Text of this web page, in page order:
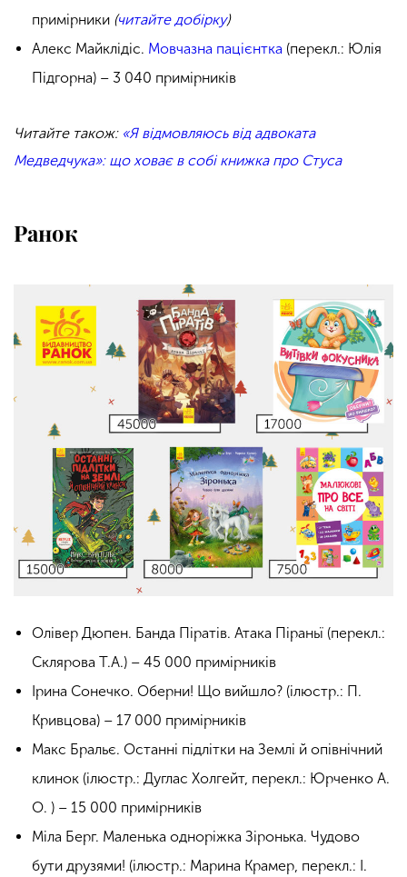
примірники (читайте добірку)
Алекс Майклідіс. Мовчазна пацієнтка (перекл.: Юлія
Підгорна) – 3 040 примірників
Читайте також: «Я відмовляюсь від адвоката
Медведчука»: що ховає в собі книжка про Стуса
Ранок
Олівер Дюпен. Банда Піратів. Атака Піраньї (перекл.:
Склярова Т.А.) – 45 000 примірників
Ірина Сонечко. Оберни! Що вийшло? (ілюстр.: П.
Кривцова) – 17 000 примірників
Макс Бральє. Останні підлітки на Землі й опівнічний
клинок (ілюстр.: Дуглас Холгейт, перекл.: Юрченко А.
О. ) – 15 000 примірників
Міла Берг. Маленька одноріжка Зіронька. Чудово
бути друзями! (ілюстр.: Марина Крамер, перекл.: І.